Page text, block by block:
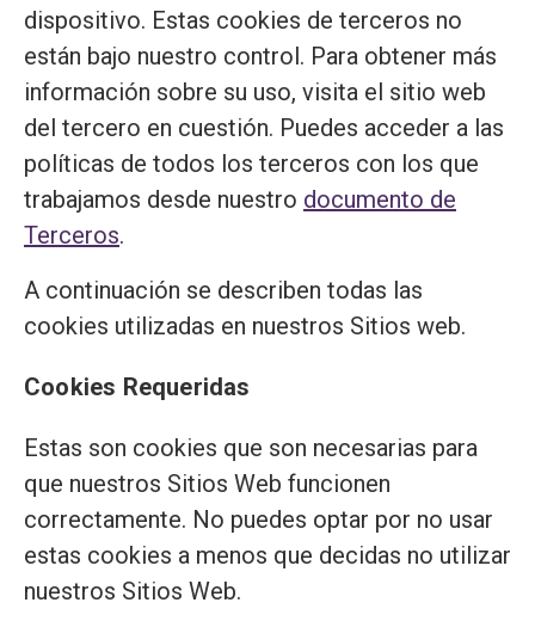
dispositivo. Estas cookies de terceros no
están bajo nuestro control. Para obtener más
información sobre su uso, visita el sitio web
del tercero en cuestión. Puedes acceder a las
políticas de todos los terceros con los que
trabajamos desde nuestro documento de
Terceros.
A continuación se describen todas las
cookies utilizadas en nuestros Sitios web.
Cookies Requeridas
Estas son cookies que son necesarias para
que nuestros Sitios Web funcionen
correctamente. No puedes optar por no usar
estas cookies a menos que decidas no utilizar
nuestros Sitios Web.